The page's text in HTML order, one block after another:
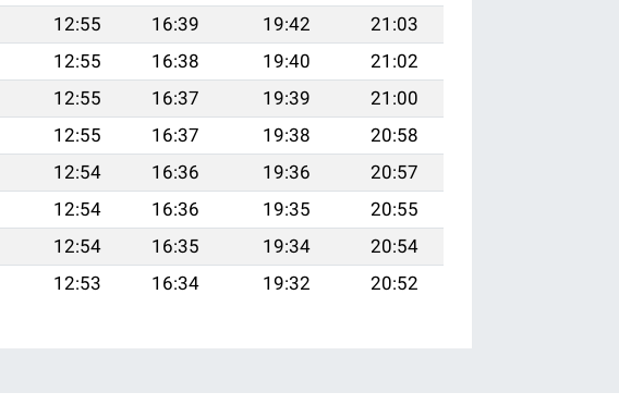
12:55 16:39 19:42
21:03
12:55 16:38 19:40
21:02
12:55 16:37 19:39
21:00
12:55 16:37 19:38
20:58
12:54 16:36 19:36
20:57
12:54 16:36 19:35
20:55
12:54 16:35 19:34
20:54
12:53 16:34 19:32 20:52